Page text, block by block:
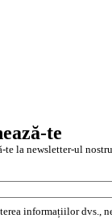
te
te la newsletter-ul
informațiilor dvs.,